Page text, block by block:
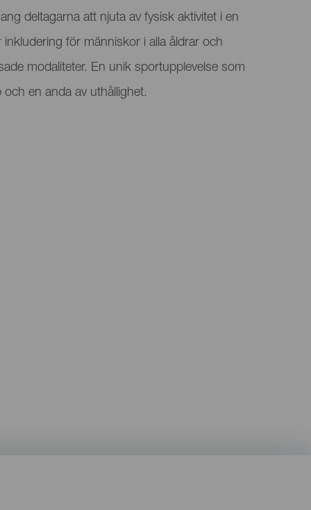
deltagarna att njuta av fysisk aktivitet i en
inkludering för människor i alla åldrar och
modaliteter. En unik sportupplevelse som
en anda av uthållighet.